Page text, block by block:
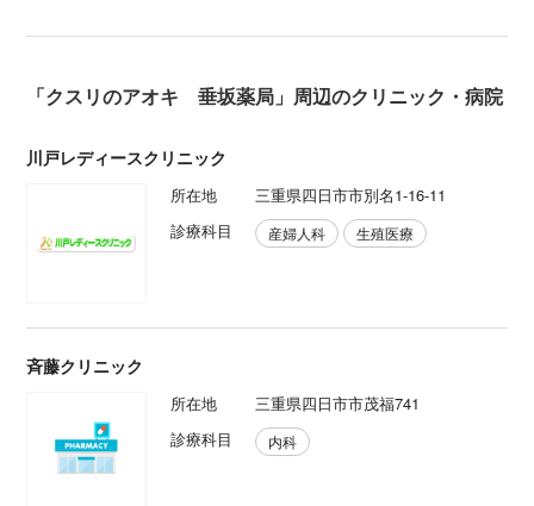
「クスリのアオキ 垂坂薬局」周辺のクリニック・病院
川戸レディースクリニック
所在地
三重県四日市市別名1-16-11
診療科目
産婦人科 生殖医療
斉藤クリニック
所在地
三重県四日市市茂福741
診療科目
内科